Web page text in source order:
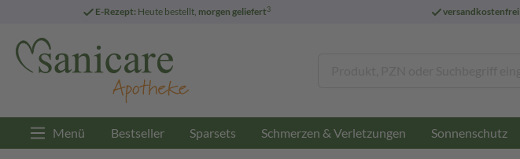
E-Rezept: Heute bestellt, morgen geliefert3 versandkostenfrei
Menü Bestseller Sparsets Schmerzen & Verletzungen Sonnenschutz